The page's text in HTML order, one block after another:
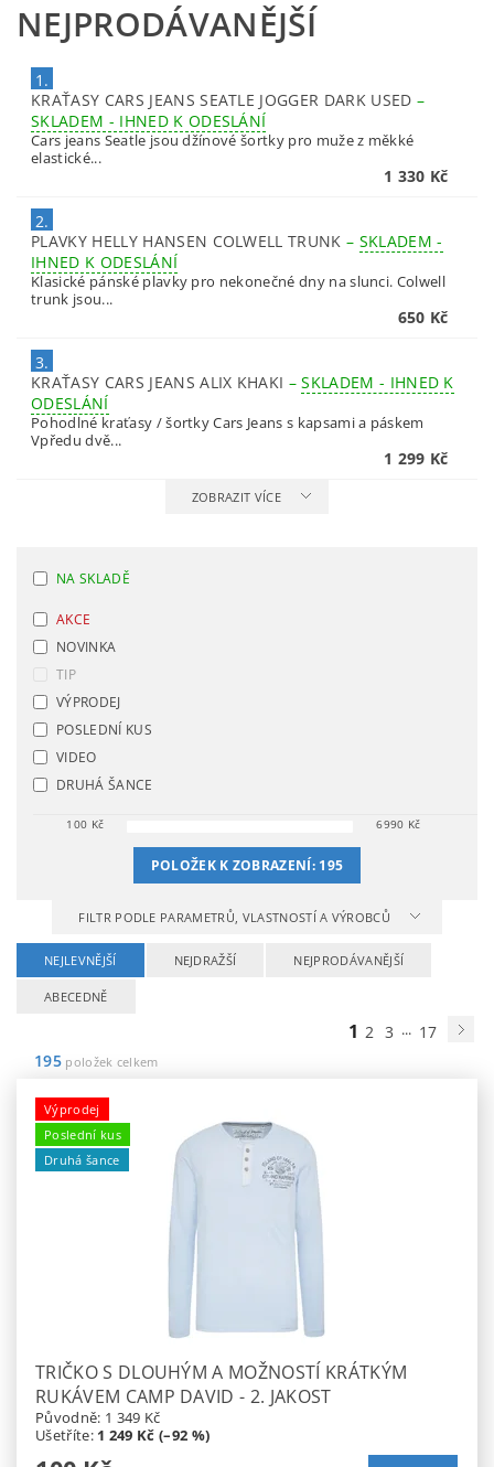
NEJPRODÁVANĚJŠÍ
1.
KRAŤASY CARS JEANS SEATLE JOGGER DARK USED –
SKLADEM - IHNED K ODESLÁNÍ
Cars jeans Seatle jsou džínové šortky pro muže z měkké
elastické...
1 330 Kč
2.
PLAVKY HELLY HANSEN COLWELL TRUNK– SKLADEM -
IHNED K ODESLÁNÍ
Klasické pánské plavky pro nekonečné dny na slunci. Colwell
trunk jsou...
650 Kč
3.
KRAŤASY CARS JEANS ALIX KHAKI –SKLADEM - IHNED K
ODESLÁNÍ
Pohodlné kraťasy / šortky Cars Jeans s kapsami a páskem
Vpředu dvě...
1 299 Kč
ZOBRAZIT VÍCE
NA SKLADĚ
AKCE
NOVINKA
TIP
VÝPRODEJ
POSLEDNÍ KUS
VIDEO
DRUHÁ ŠANCE
100 Kč 6990 Kč
POLOŽEK K ZOBRAZENÍ: 195
FILTR PODLE PARAMETRŮ, VLASTNOSTÍ A VÝROBCŮ
NEJLEVNĚJŠÍ NEJDRAŽŠÍ NEJPRODÁVANĚJŠÍ
ABECEDNĚ
1 2 3 ... 17
195položek celkem
Výprodej
Poslední kus
Druhá šance
TRIČKO S DLOUHÝM A MOŽNOSTÍ KRÁTKÝM
RUKÁVEM CAMP DAVID - 2. JAKOST
Původně: 1 349 Kč
Ušetříte: 1 249 Kč (–92 %)